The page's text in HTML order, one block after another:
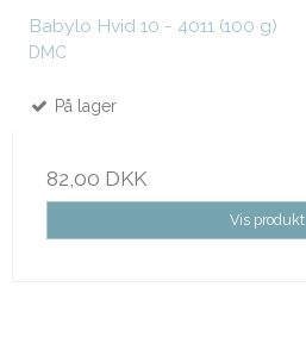
Babylo Hvid 10 - 4011 (100 g)
DMC
På lager
82,00 DKK
Vis produkt